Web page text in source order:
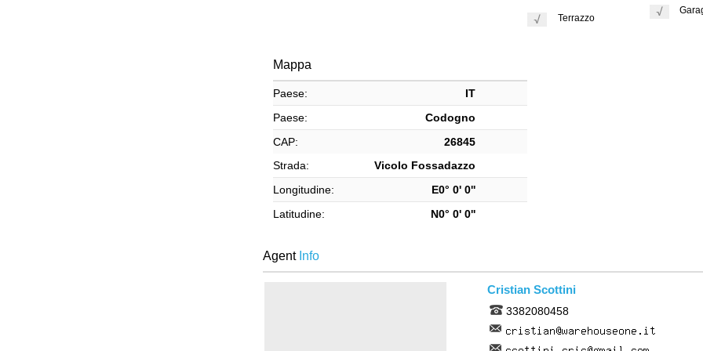
Terrazzo
Mappa
Paese:
IT
Paese:
Codogno
CAP:
26845
Strada:
Vicolo Fossadazzo
Longitudine:
E0° 0' 0''
Latitudine:
N0° 0' 0''
AgentInfo
Cristian Scottini
3382080458